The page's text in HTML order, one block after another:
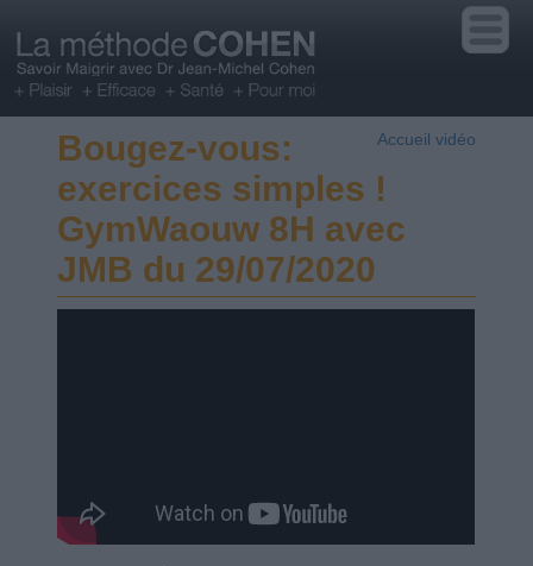
Accueil vidéo
Bougez-vous:
exercices simples !
GymWaouw 8H avec
JMB du 29/07/2020